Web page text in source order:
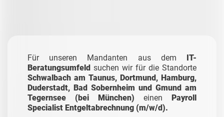
Für unseren Mandanten aus dem IT-
Beratungsumfeld suchen wir für die Standorte
Schwalbach am Taunus, Dortmund, Hamburg,
Duderstadt, Bad Sobernheim und Gmund am
Tegernsee (bei München) einen Payroll
Specialist Entgeltabrechnung (m/w/d).